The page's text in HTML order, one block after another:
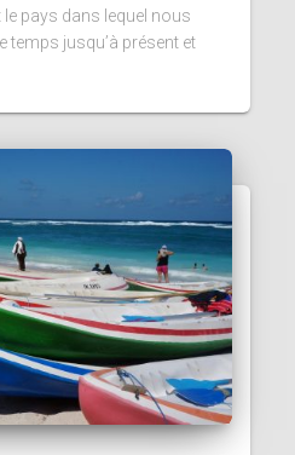
le pays dans lequel nous
temps jusqu’à présent et